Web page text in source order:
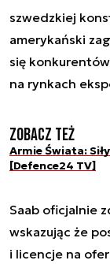
szwedzkiej
amerykański
się
na rynkach
Zobacz też
Armie Świata:
[Defence24 TV]
Saab oficjalnie
wskazując że
i licencje na